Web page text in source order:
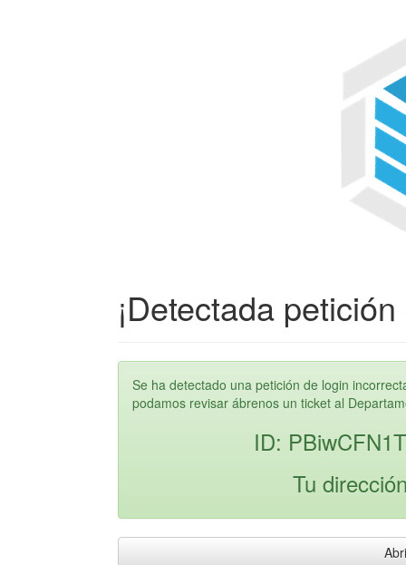
¡Detectada
Se ha detectado una petición de login
podamos revisar ábrenos un ticket al
ID:
Tu